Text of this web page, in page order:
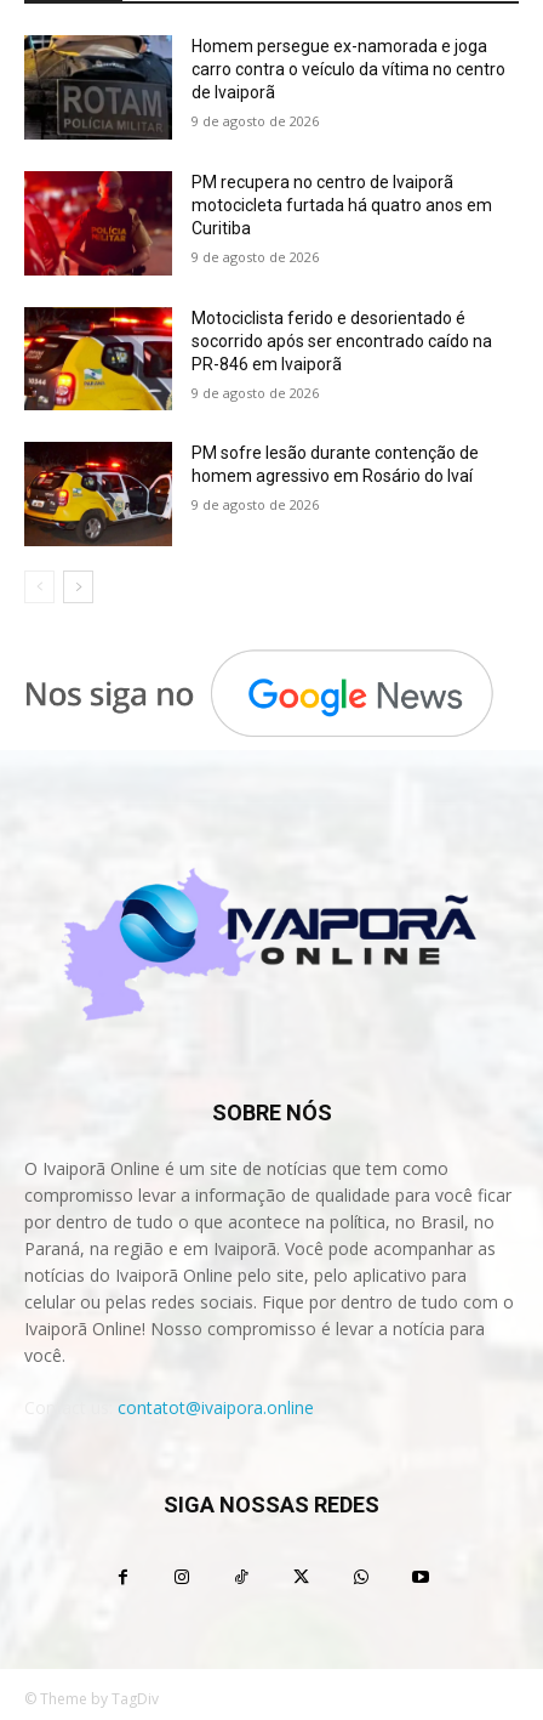
Homem persegue ex-namorada e joga
carro contra o veículo da vítima no centro
de Ivaiporã
9 de agosto de 2026
PM recupera no centro de Ivaiporã
motocicleta furtada há quatro anos em
Curitiba
9 de agosto de 2026
Motociclista ferido e desorientado é
socorrido após ser encontrado caído na
PR-846 em Ivaiporã
9 de agosto de 2026
PM sofre lesão durante contenção de
homem agressivo em Rosário do Ivaí
9 de agosto de 2026
SOBRE NÓS
O Ivaiporã Online é um site de notícias que tem como
compromisso levar a informação de qualidade para você ficar
por dentro de tudo o que acontece na política, no Brasil, no
Paraná, na região e em Ivaiporã. Você pode acompanhar as
notícias do Ivaiporã Online pelo site, pelo aplicativo para
celular ou pelas redes sociais. Fique por dentro de tudo com o
Ivaiporã Online! Nosso compromisso é levar a notícia para
você.
contatot@ivaipora.online
SIGA NOSSAS REDES
© Theme by TagDiv